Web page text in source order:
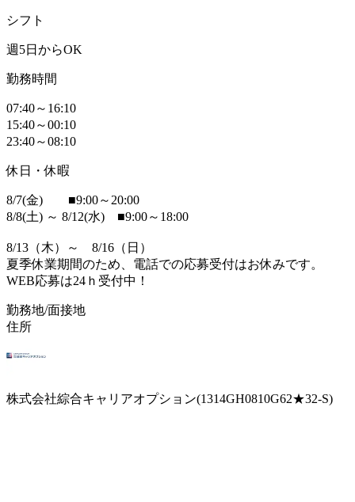
シフト
週5日からOK
勤務時間
07:40～16:10
15:40～00:10
23:40～08:10
休日・休暇
8/7(金) ■9:00～20:00
8/8(土) ～ 8/12(水) ■9:00～18:00
8/13（木）～ 8/16（日）
夏季休業期間のため、電話での応募受付はお休みです。
WEB応募は24ｈ受付中！
勤務地/面接地
住所
株式会社綜合キャリアオプション(1314GH0810G62★32-S)